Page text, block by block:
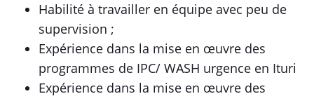
Habilité à travailler en équipe avec peu de
supervision ;
Expérience dans la mise en œuvre des
programmes de IPC/ WASH urgence en Ituri
Expérience dans la mise en œuvre des